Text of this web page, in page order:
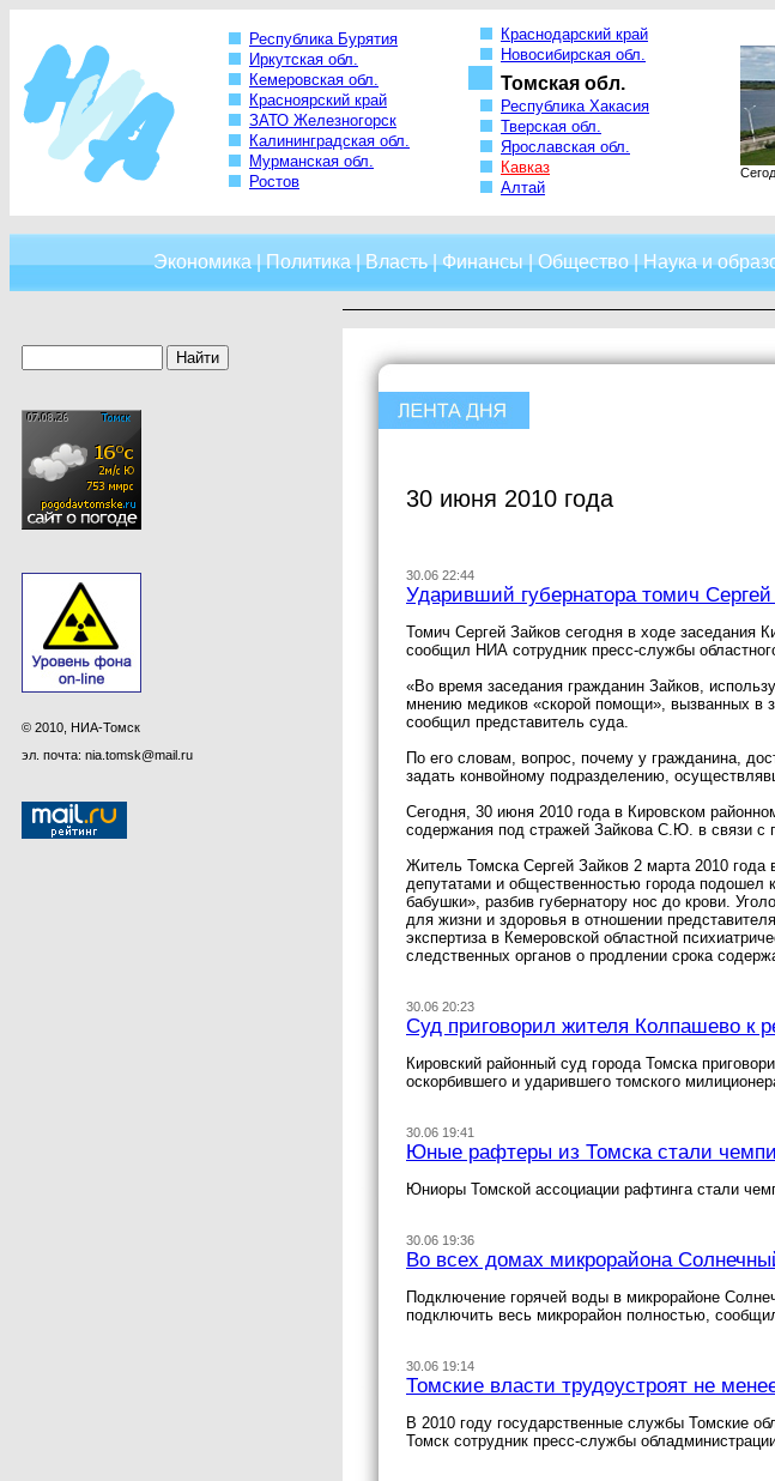
Республика Бурятия
Иркутская обл.
Кемеровская обл.
Красноярский край
ЗАТО Железногорск
Калининградская обл.
Мурманская обл.
Ростов
Краснодарский край
Новосибирская обл.
Томская обл.
Республика Хакасия
Тверская обл.
Ярославская обл.
Кавказ
Алтай
Экономика|Политика|Власть|Финансы|Общество|Наука и
© 2010, НИА-Томск
эл. почта: nia.tomsk@mail.ru
30 июня 2010 года
30.06 22:44
Ударивший губернатора томич
Томич Сергей Зайков сегодня в ходе заседания
сообщил НИА сотрудник пресс-службы
«Во время заседания гражданин Зайков,
мнению медиков «скорой помощи», вызванных в
сообщил представитель суда.
По его словам, вопрос, почему у гражданина,
задать конвойному подразделению,
Сегодня, 30 июня 2010 года в Кировском
содержания под стражей Зайкова С.Ю. в связи с
Житель Томска Сергей Зайков 2 марта 2010
депутатами и общественностью города подошел
бабушки», разбив губернатору нос до крови.
для жизни и здоровья в отношении
экспертиза в Кемеровской областной
следственных органов о продлении срока
30.06 20:23
Суд приговорил жителя Колпашево к
Кировский районный суд города Томска
оскорбившего и ударившего томского
30.06 19:41
Юные рафтеры из Томска стали
Юниоры Томской ассоциации рафтинга стали
30.06 19:36
Во всех домах микрорайона
Подключение горячей воды в микрорайоне
подключить весь микрорайон полностью,
30.06 19:14
Томские власти трудоустроят не
В 2010 году государственные службы Томские
Томск сотрудник пресс-службы